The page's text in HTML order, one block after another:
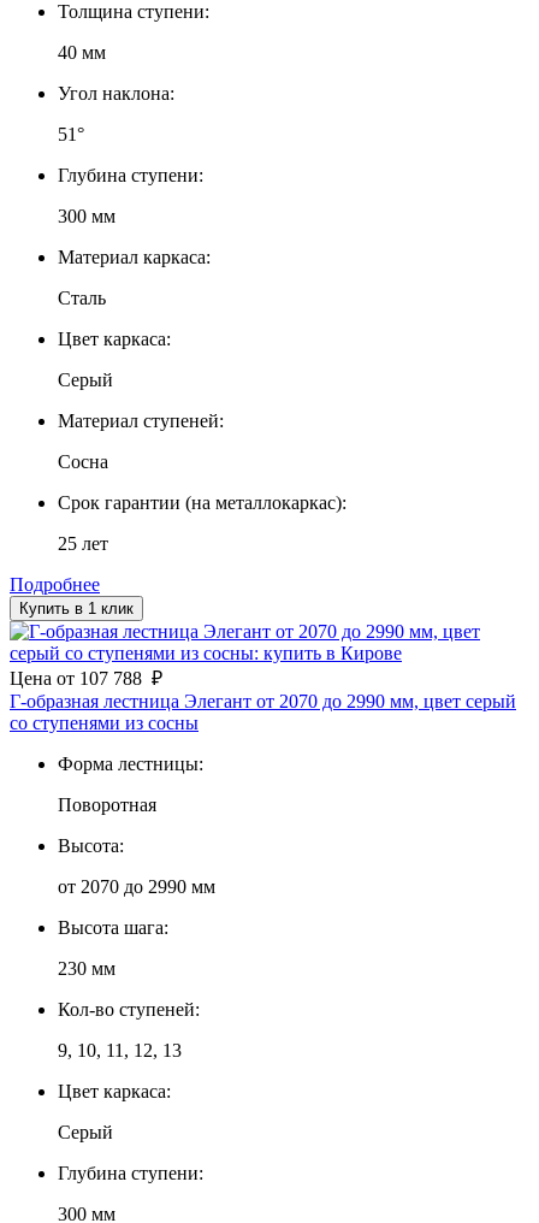
Толщина ступени:
40 мм
Угол наклона:
51°
Глубина ступени:
300 мм
Материал каркаса:
Сталь
Цвет каркаса:
Серый
Материал ступеней:
Сосна
Срок гарантии (на металлокаркас):
25 лет
Подробнее
Купить в 1 клик
Цена от 107 788 ₽
Г-образная лестница Элегант от 2070 до 2990 мм, цвет серый
со ступенями из сосны
Форма лестницы:
Поворотная
Высота:
от 2070 до 2990 мм
Высота шага:
230 мм
Кол-во ступеней:
9, 10, 11, 12, 13
Цвет каркаса:
Серый
Глубина ступени:
300 мм